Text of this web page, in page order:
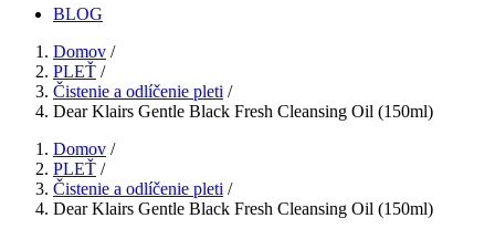
BLOG
Domov /
PLEŤ /
Čistenie a odlíčenie pleti /
Dear Klairs Gentle Black Fresh Cleansing Oil (150ml)
Domov /
PLEŤ /
Čistenie a odlíčenie pleti /
Dear Klairs Gentle Black Fresh Cleansing Oil (150ml)